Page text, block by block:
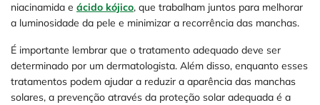
niacinamida e ácido kójico, que trabalham juntos para melhorar
a luminosidade da pele e minimizar a recorrência das manchas.
É importante lembrar que o tratamento adequado deve ser
determinado por um dermatologista. Além disso, enquanto esses
tratamentos podem ajudar a reduzir a aparência das manchas
solares, a prevenção através da proteção solar adequada é a